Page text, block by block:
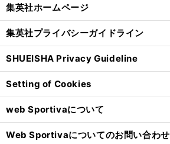
集英社ホームページ
集英社プライバシーガイドライン
SHUEISHA Privacy Guideline
Setting of Cookies
web Sportivaについて
Web Sportivaについてのお問い合わせ